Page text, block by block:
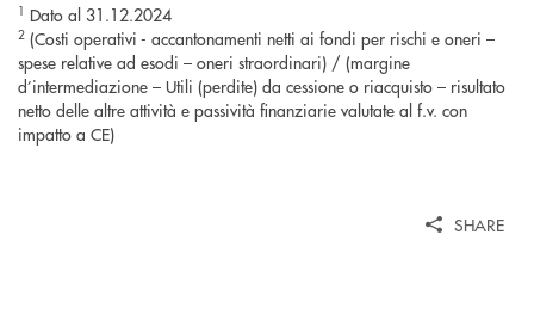
1 Dato al 31.12.2024
2 (Costi operativi - accantonamenti netti ai fondi per rischi e oneri –
spese relative ad esodi – oneri straordinari) / (margine
d’intermediazione – Utili (perdite) da cessione o riacquisto – risultato
netto delle altre attività e passività finanziarie valutate al f.v. con
impatto a CE)
SHARE